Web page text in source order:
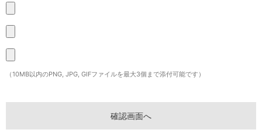
（10MB以内のPNG, JPG, GIFファイルを最大3個まで添付可能です）